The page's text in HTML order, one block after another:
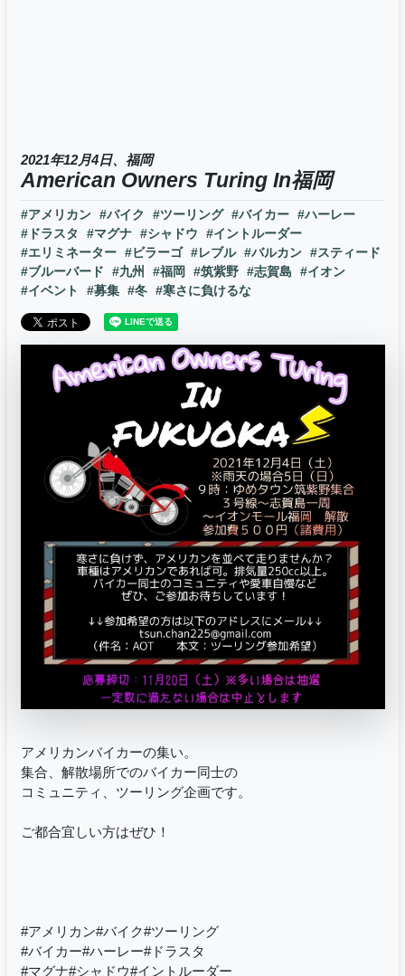
2021年12月4日、福岡
American Owners Turing In福岡
#アメリカン #バイク #ツーリング #バイカー
#ハーレー
#ドラスタ
#マグナ #シャドウ
#イントルーダー
#エリミネーター
#ビラーゴ #レブル #バルカン
#スティード
#ブルーバード
#九州 #福岡 #筑紫野 #志賀島
#イオン
#イベント
#募集 #冬 #寒さに負けるな
アメリカンバイカーの集い。
集合、解散場所でのバイカー同士の
コミュニティ、ツーリング企画です。
ご都合宜しい方はぜひ！
#アメリカン#バイク#ツーリング
#バイカー#ハーレー#ドラスタ
#マグナ#シャドウ#イントルーダー